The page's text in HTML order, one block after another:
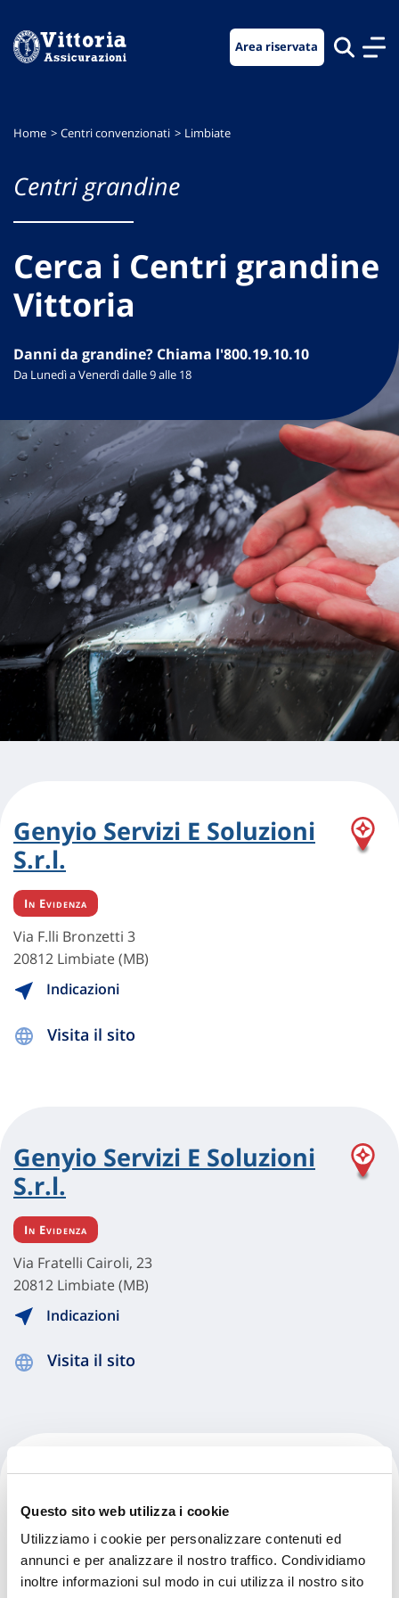
Questo sito web utilizza i cookie
Utilizziamo i cookie per personalizzare contenuti ed
annunci e per analizzare il nostro traffico. Condividiamo
inoltre informazioni sul modo in cui utilizza il nostro sito
menu
contenuto
footer
Area riservata
Home Centri convenzionati Limbiate
Centri grandine
Cerca i Centri grandine
Vittoria
Danni da grandine? Chiama l'800.19.10.10
Da Lunedì a Venerdì dalle 9 alle 18
Genyio Servizi E Soluzioni
S.r.l.
In Evidenza
Via F.lli Bronzetti 3
20812 Limbiate (MB)
Indicazioni
Visita il sito
Genyio Servizi E Soluzioni
S.r.l.
In Evidenza
Via Fratelli Cairoli, 23
20812 Limbiate (MB)
Indicazioni
Visita il sito
Maestri Spa
Via Fratelli Bronzetti, 3
20812 Limbiate (MB)